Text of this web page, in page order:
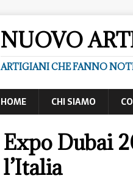
NUOVO
ARTIGIANI CHE FANNO
HOME CHI SIAMO
Expo Dubai
l’Italia